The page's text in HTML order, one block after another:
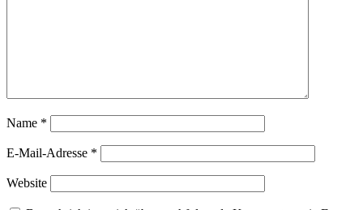
Name *
E-Mail-Adresse *
Website